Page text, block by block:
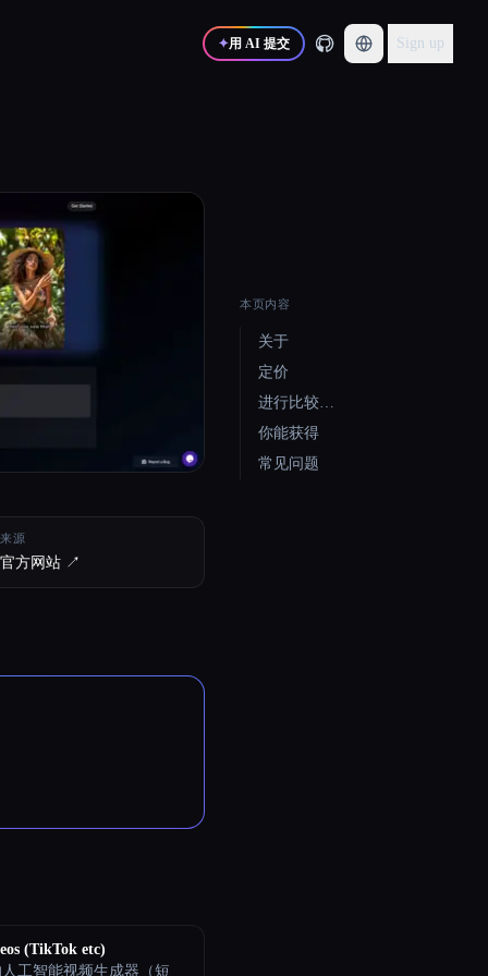
✦用 AI 提交 Sign up
来源
官方网站 ↗︎
(TikTok etc)
工智能视频生成器（短
本页内容
关于
定价
进行比较…
你能获得
常见问题